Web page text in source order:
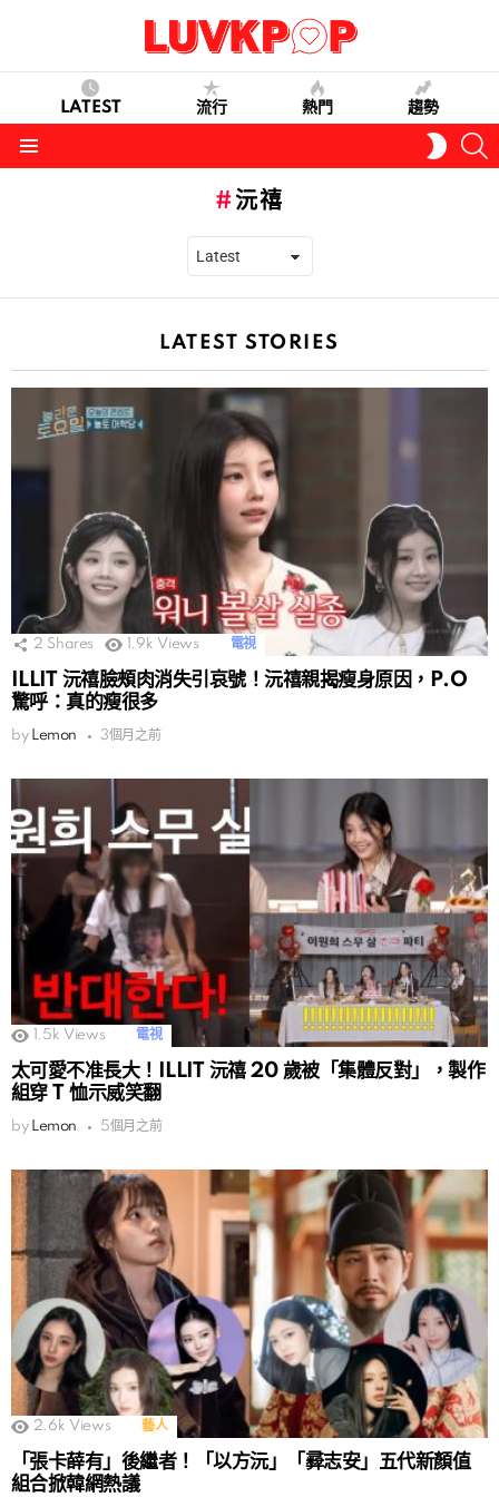
LATEST 流行 熱門 趨勢
SKIN
沅禧
LATEST STORIES
2 Shares 1.9k Views 電視
ILLIT 沅禧臉頰肉消失引哀號！沅禧親揭瘦身原因，P.O
驚呼：真的瘦很多
by Lemon 3個月之前
1.5k Views 電視
太可愛不准長大！ILLIT 沅禧 20 歲被「集體反對」，製作
組穿 T 恤示威笑翻
by Lemon 5個月之前
2.6k Views 藝人
「張卡薛有」後繼者！「以方沅」「彛志安」五代新顏值
組合掀韓網熱議